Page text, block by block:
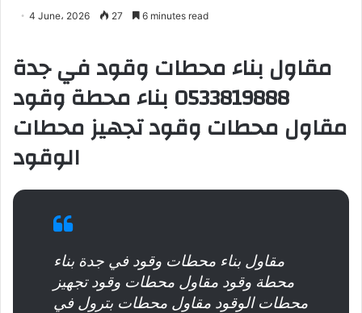
4 June، 2026 27 6 minutes read
مقاول بناء محطات وقود في جدة
0533819888 بناء محطة وقود
مقاول محطات وقود تجهيز محطات
الوقود
مقاول بناء محطات وقود في جدة بناء
محطة وقود مقاول محطات وقود تجهيز
محطات الوقود مقاول محطات بترول في